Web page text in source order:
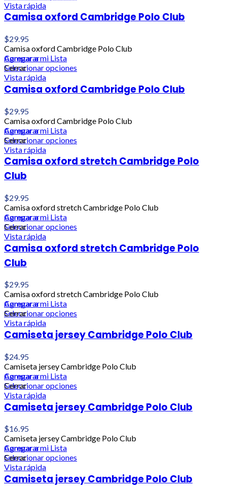
Vista rápida
Camisa oxford Cambridge Polo Club
$29.95
Camisa oxford Cambridge Polo Club
Agregar a mi Lista
Seleccionar opciones
Vista rápida
Comparar
Cerrar
Camisa oxford Cambridge Polo Club
$29.95
Camisa oxford Cambridge Polo Club
Agregar a mi Lista
Seleccionar opciones
Vista rápida
Comparar
Cerrar
Camisa oxford stretch Cambridge Polo
Club
$29.95
Camisa oxford stretch Cambridge Polo Club
Agregar a mi Lista
Seleccionar opciones
Vista rápida
Comparar
Cerrar
Camisa oxford stretch Cambridge Polo
Club
$29.95
Camisa oxford stretch Cambridge Polo Club
Agregar a mi Lista
Seleccionar opciones
Vista rápida
Comparar
Cerrar
Camiseta jersey Cambridge Polo Club
$24.95
Camiseta jersey Cambridge Polo Club
Agregar a mi Lista
Seleccionar opciones
Vista rápida
Comparar
Cerrar
Camiseta jersey Cambridge Polo Club
$16.95
Camiseta jersey Cambridge Polo Club
Agregar a mi Lista
Seleccionar opciones
Vista rápida
Comparar
Cerrar
Camiseta jersey Cambridge Polo Club